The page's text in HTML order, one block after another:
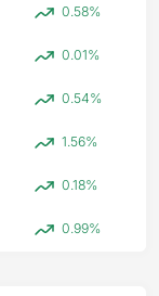
0.58%
0.01%
0.54%
1.56%
0.18%
0.99%